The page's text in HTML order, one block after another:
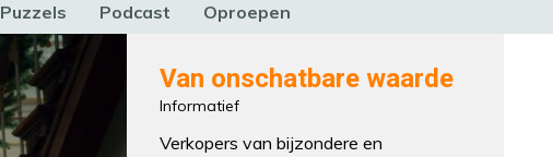
Puzzels Podcast Oproepen
MEDIA & CULTUUR
Van onschatbare waarde
Informatief
Verkopers van bijzondere en